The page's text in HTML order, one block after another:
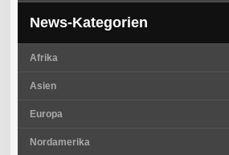
News-Kategorien
Afrika
Asien
Europa
Nordamerika